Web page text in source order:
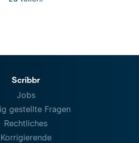
Scribbr
Jobs
gestellte Fragen
Rechtliches
Korrigierende